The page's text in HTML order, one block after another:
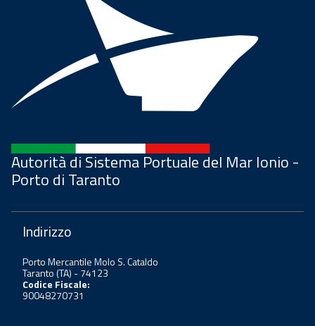
Autorità di Sistema Portuale del Mar Ionio -
Porto di Taranto
Indirizzo
Porto Mercantile Molo S. Cataldo
Taranto (TA) - 74123
Codice Fiscale:
90048270731